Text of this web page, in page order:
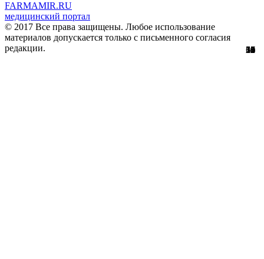
4
0
0
13
2
11
51
56
0
29
61
3
7
12
8
32
FARMAMIR.RU
медицинский портал
© 2017 Все права защищены. Любое использование
материалов допускается только с письменного согласия
редакции.